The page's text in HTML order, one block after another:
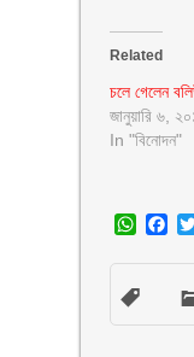
Related
চলে গেলেন
জানুয়ারি ৬,
In "বিনোদন"